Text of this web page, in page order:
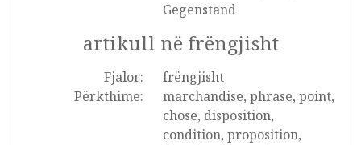
Gegenstand
artikull në frëngjisht
Fjalor:
frëngjisht
Përkthime:
marchandise, phrase, point,
chose, disposition,
condition, proposition,